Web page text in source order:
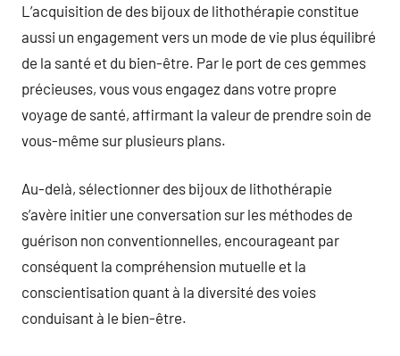
L’acquisition de des bijoux de lithothérapie constitue
aussi un engagement vers un mode de vie plus équilibré
de la santé et du bien-être. Par le port de ces gemmes
précieuses, vous vous engagez dans votre propre
voyage de santé, affirmant la valeur de prendre soin de
vous-même sur plusieurs plans.
Au-delà, sélectionner des bijoux de lithothérapie
s’avère initier une conversation sur les méthodes de
guérison non conventionnelles, encourageant par
conséquent la compréhension mutuelle et la
conscientisation quant à la diversité des voies
conduisant à le bien-être.